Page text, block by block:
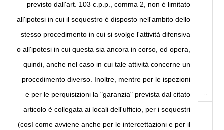
previsto dall'art. 103 c.p.p., comma 2, non è limitato
all'ipotesi in cui il sequestro è disposto nell'ambito dello
stesso procedimento in cui si svolge l'attività difensiva
o all'ipotesi in cui questa sia ancora in corso, ed opera,
quindi, anche nel caso in cui tale attività concerne un
procedimento diverso. Inoltre, mentre per le ispezioni
e per le perquisizioni la "garanzia" prevista dal citato
articolo è collegata ai locali dell'ufficio, per i sequestri
(così come avviene anche per le intercettazioni e per il